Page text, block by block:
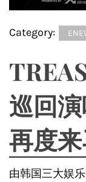
Category:
巡回
再度来
由韩国三大娱